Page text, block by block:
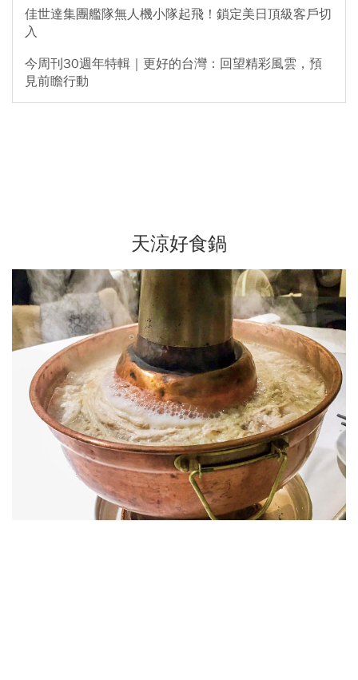
佳世達集團艦隊無人機小隊起飛！鎖定美日頂級客戶切
入
今周刊30週年特輯｜更好的台灣：回望精彩風雲，預
見前瞻行動
天涼好食鍋